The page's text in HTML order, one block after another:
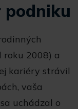
podniku
roku 2008) a
kariéry strávil
vaša
uchádzal o